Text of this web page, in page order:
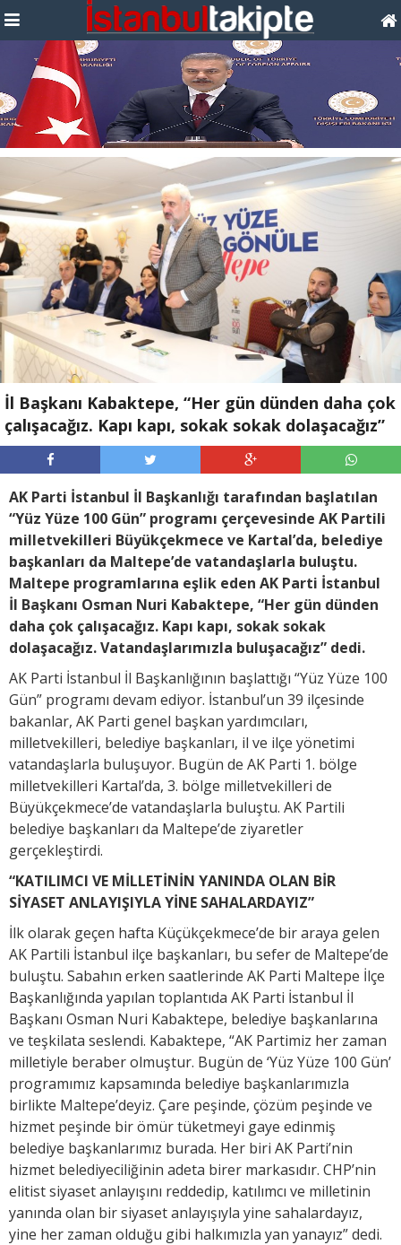
İl Başkanı Kabaktepe, “Her gün dünden daha çok
çalışacağız. Kapı kapı, sokak sokak dolaşacağız”
AK Parti İstanbul İl Başkanlığı tarafından başlatılan
“Yüz Yüze 100 Gün” programı çerçevesinde AK Partili
milletvekilleri Büyükçekmece ve Kartal’da, belediye
başkanları da Maltepe’de vatandaşlarla buluştu.
Maltepe programlarına eşlik eden AK Parti İstanbul
İl Başkanı Osman Nuri Kabaktepe, “Her gün dünden
daha çok çalışacağız. Kapı kapı, sokak sokak
dolaşacağız. Vatandaşlarımızla buluşacağız” dedi.
AK Parti İstanbul İl Başkanlığının başlattığı “Yüz Yüze 100
Gün” programı devam ediyor. İstanbul’un 39 ilçesinde
bakanlar, AK Parti genel başkan yardımcıları,
milletvekilleri, belediye başkanları, il ve ilçe yönetimi
vatandaşlarla buluşuyor. Bugün de AK Parti 1. bölge
milletvekilleri Kartal’da, 3. bölge milletvekilleri de
Büyükçekmece’de vatandaşlarla buluştu. AK Partili
belediye başkanları da Maltepe’de ziyaretler
gerçekleştirdi.
“KATILIMCI VE MİLLETİNİN YANINDA OLAN BİR
SİYASET ANLAYIŞIYLA YİNE SAHALARDAYIZ”
İlk olarak geçen hafta Küçükçekmece’de bir araya gelen
AK Partili İstanbul ilçe başkanları, bu sefer de Maltepe’de
buluştu. Sabahın erken saatlerinde AK Parti Maltepe İlçe
Başkanlığında yapılan toplantıda AK Parti İstanbul İl
Başkanı Osman Nuri Kabaktepe, belediye başkanlarına
ve teşkilata seslendi. Kabaktepe, “AK Partimiz her zaman
milletiyle beraber olmuştur. Bugün de ‘Yüz Yüze 100 Gün’
programımız kapsamında belediye başkanlarımızla
birlikte Maltepe’deyiz. Çare peşinde, çözüm peşinde ve
hizmet peşinde bir ömür tüketmeyi gaye edinmiş
belediye başkanlarımız burada. Her biri AK Parti’nin
hizmet belediyeciliğinin adeta birer markasıdır. CHP’nin
elitist siyaset anlayışını reddedip, katılımcı ve milletinin
yanında olan bir siyaset anlayışıyla yine sahalardayız,
yine her zaman olduğu gibi halkımızla yan yanayız” dedi.